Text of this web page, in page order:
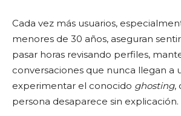
Cada vez más usuarios,
menores de 30 años, aseguran
pasar horas revisando perfiles,
conversaciones que nunca llegan a
experimentar el conocido ghosting,
persona desaparece sin explicación.